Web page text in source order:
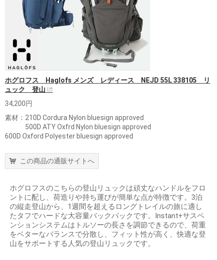
ホグロフス Haglofs メンズ レディース NEJD 55L 338105 リ
ュック 登山
34,200円
素材：210D Cordura Nylon bluesign approved
500D ATY Oxfrd Nylon bluesign approved
600D Oxford Polyester bluesign approved
この商品の通販サイトへ
ホグロフスのこちらの登山リュックは頑丈なハンドルをフロ
ントに配し、荷造りや持ち運びが簡単な点が特徴です。3泊
の縦走登山から、1週間を超えるロングトレイルの旅に適し
たタフでハードな大容量バックパックです。Instant+サスペ
ンションシステムはトルソーの長さを調節できるので、荷重
をベターなバランスで分散し、フィット性が高く、快適な登
山をサポートする人気の登山リュックです。